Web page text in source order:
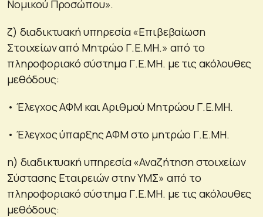
Νομικού Προσώπου».
ζ) διαδικτυακή υπηρεσία «Επιβεβαίωση
Στοιχείων από Μητρώο Γ.Ε.ΜΗ.» από το
πληροφοριακό σύστημα Γ.Ε.ΜΗ. με τις ακόλουθες
μεθόδους:
• Έλεγχος ΑΦΜ και Αριθμού Μητρώου Γ.Ε.ΜΗ.
• Έλεγχος ύπαρξης ΑΦΜ στο μητρώο Γ.Ε.ΜΗ.
η) διαδικτυακή υπηρεσία «Αναζήτηση στοιχείων
Σύστασης Εταιρειών στην ΥΜΣ» από το
πληροφοριακό σύστημα Γ.Ε.ΜΗ. με τις ακόλουθες
μεθόδους: